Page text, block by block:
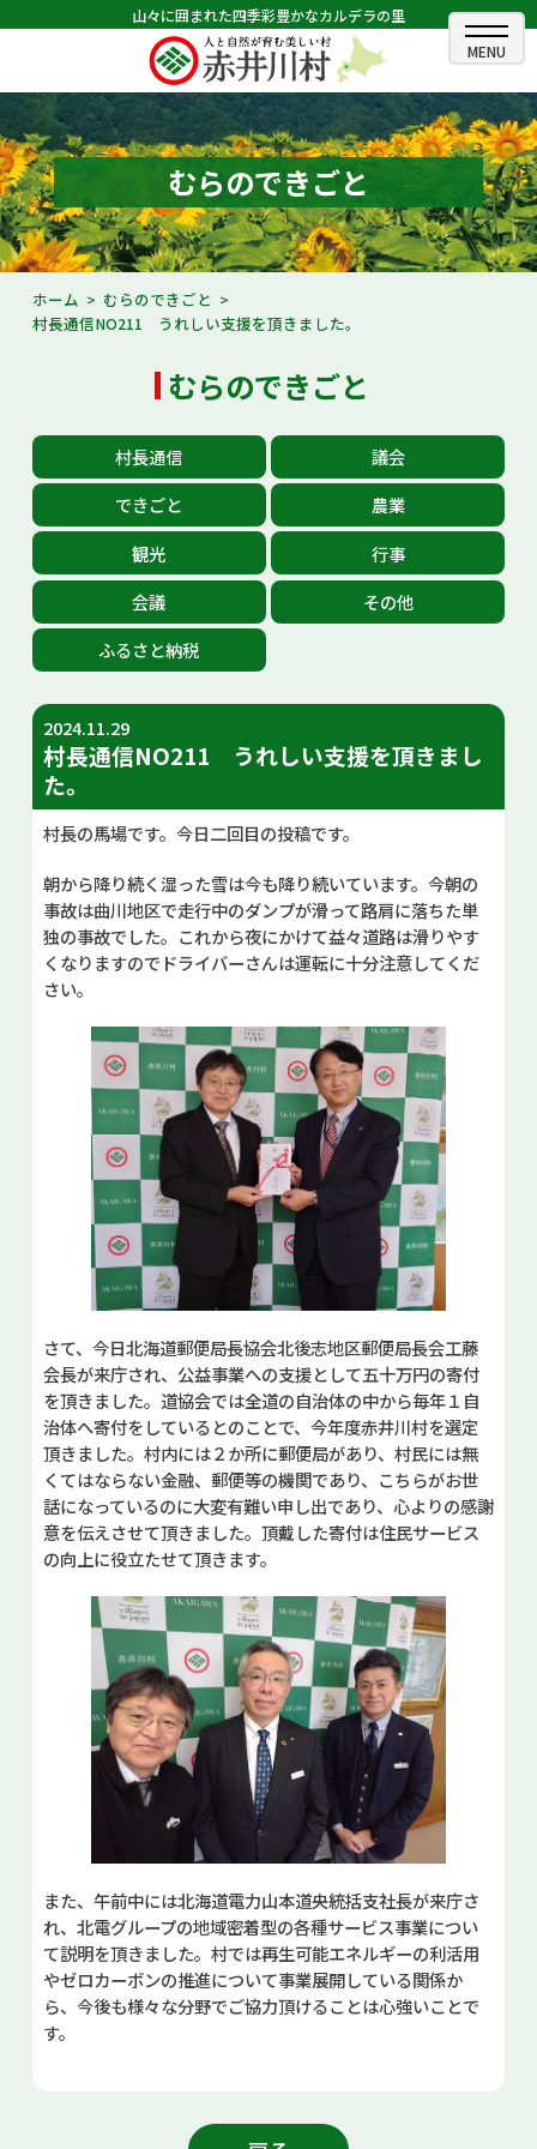
山々に囲まれた四季彩豊かなカルデラの里
ホーム
むらのできごと
むらのプロフィール
くらしの情報
村長室
観光・イベント情報
あかいがわ広報
お問い合せ
Select Language▼
むらのできごと
ホーム
むらのできごと
村長通信NO211 うれしい支援を頂きました。
むらのできごと
村長通信
議会
できごと
農業
観光
行事
会議
その他
ふるさと納税
2024.11.29
村長通信NO211 うれしい支援を頂きまし
た。
村長の馬場です。今日二回目の投稿です。
朝から降り続く湿った雪は今も降り続いています。今朝の
事故は曲川地区で走行中のダンプが滑って路肩に落ちた単
独の事故でした。これから夜にかけて益々道路は滑りやす
くなりますのでドライバーさんは運転に十分注意してくだ
さい。
さて、今日北海道郵便局長協会北後志地区郵便局長会工藤
会長が来庁され、公益事業への支援として五十万円の寄付
を頂きました。道協会では全道の自治体の中から毎年１自
治体へ寄付をしているとのことで、今年度赤井川村を選定
頂きました。村内には２か所に郵便局があり、村民には無
くてはならない金融、郵便等の機関であり、こちらがお世
話になっているのに大変有難い申し出であり、心よりの感謝
意を伝えさせて頂きました。頂戴した寄付は住民サービス
の向上に役立たせて頂きます。
また、午前中には北海道電力山本道央統括支社長が来庁さ
れ、北電グループの地域密着型の各種サービス事業につい
て説明を頂きました。村では再生可能エネルギーの利活用
やゼロカーボンの推進について事業展開している関係か
ら、今後も様々な分野でご協力頂けることは心強いことで
す。